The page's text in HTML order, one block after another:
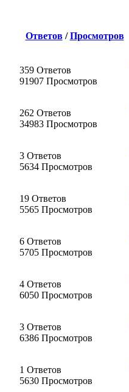
Ответов/Просмотров
359 Ответов
91907 Просмотров
262 Ответов
34983 Просмотров
3 Ответов
5634 Просмотров
19 Ответов
5565 Просмотров
6 Ответов
5705 Просмотров
4 Ответов
6050 Просмотров
3 Ответов
6386 Просмотров
1 Ответов
5630 Просмотров